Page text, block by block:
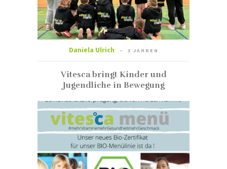
Daniela Ulrich 3 JAHREN
Vitesca bringt Kinder und
Jugendliche in Bewegung